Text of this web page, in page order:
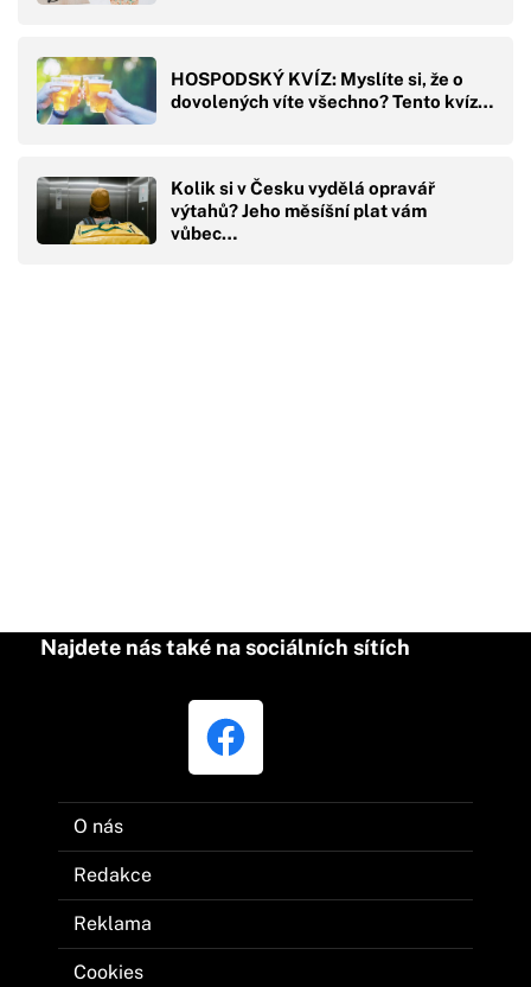
HOSPODSKÝ KVÍZ: Myslíte si, že o
dovolených víte všechno? Tento kvíz…
Kolik si v Česku vydělá opravář
výtahů? Jeho měsíšní plat vám
vůbec…
Najdete nás také na sociálních sítích
O nás
Redakce
Reklama
Cookies